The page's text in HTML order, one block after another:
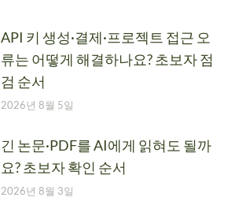
API 키 생성·결제·프로젝트 접근 오
류는 어떻게 해결하나요? 초보자 점
검 순서
2026년 8월 5일
긴 논문·PDF를 AI에게 읽혀도 될까
요? 초보자 확인 순서
2026년 8월 3일